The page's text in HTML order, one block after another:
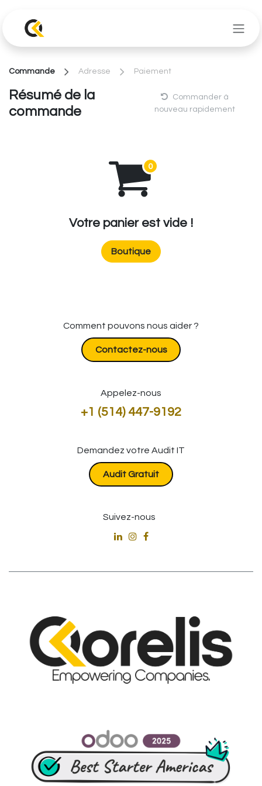
Commande Adresse Paiement
Résumé de la
commande
Commander à
nouveau rapidement
Votre panier est vide !
Boutique
Comment pouvons nous aider ?
Contactez-nous
Appelez-nous
+1 (514) 447-9192
Demandez votre Audit IT
​​​​​​Audit Gratuit
Suivez-nous